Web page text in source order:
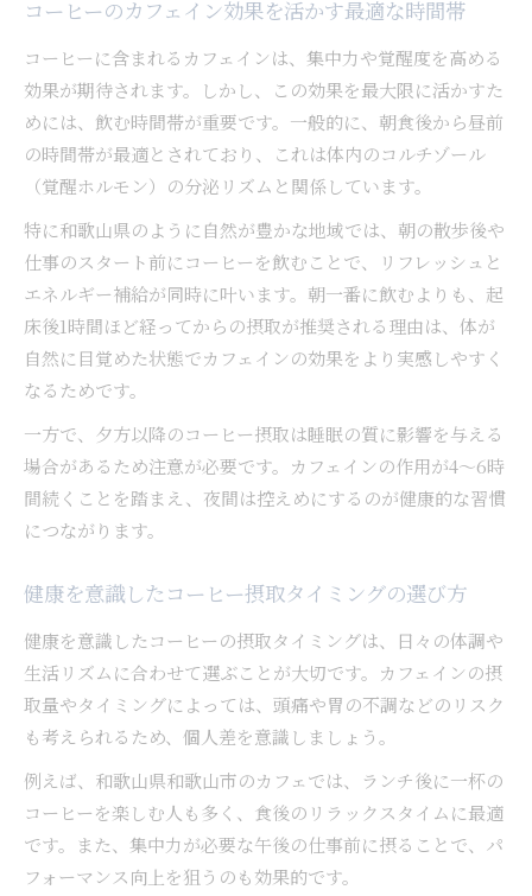
コーヒーのカフェイン効果を活かす最適な時間帯
コーヒーに含まれるカフェインは、集中力や覚醒度を高める
効果が期待されます。しかし、この効果を最大限に活かすた
めには、飲む時間帯が重要です。一般的に、朝食後から昼前
の時間帯が最適とされており、これは体内のコルチゾール
（覚醒ホルモン）の分泌リズムと関係しています。
特に和歌山県のように自然が豊かな地域では、朝の散歩後や
仕事のスタート前にコーヒーを飲むことで、リフレッシュと
エネルギー補給が同時に叶います。朝一番に飲むよりも、起
床後1時間ほど経ってからの摂取が推奨される理由は、体が
自然に目覚めた状態でカフェインの効果をより実感しやすく
なるためです。
一方で、夕方以降のコーヒー摂取は睡眠の質に影響を与える
場合があるため注意が必要です。カフェインの作用が4〜6時
間続くことを踏まえ、夜間は控えめにするのが健康的な習慣
につながります。
健康を意識したコーヒー摂取タイミングの選び方
健康を意識したコーヒーの摂取タイミングは、日々の体調や
生活リズムに合わせて選ぶことが大切です。カフェインの摂
取量やタイミングによっては、頭痛や胃の不調などのリスク
も考えられるため、個人差を意識しましょう。
例えば、和歌山県和歌山市のカフェでは、ランチ後に一杯の
コーヒーを楽しむ人も多く、食後のリラックスタイムに最適
です。また、集中力が必要な午後の仕事前に摂ることで、パ
フォーマンス向上を狙うのも効果的です。